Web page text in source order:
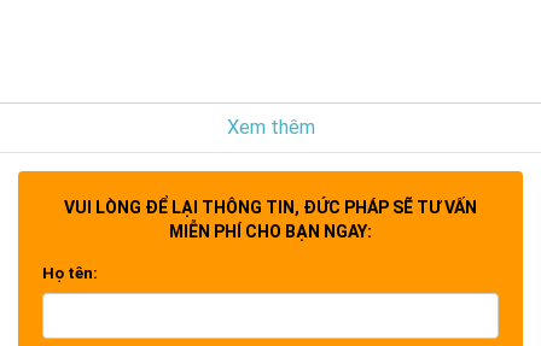
Xem thêm
VUI LÒNG ĐỂ LẠI THÔNG TIN, ĐỨC PHÁP SẼ TƯ VẤN
MIỄN PHÍ CHO BẠN NGAY:
Họ tên: